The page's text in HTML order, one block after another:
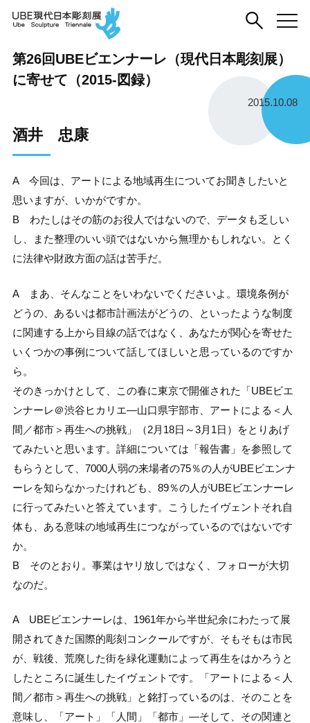
第26回UBEビエンナーレ（現代日本彫刻展）
に寄せて（2015-図録）
2015.10.08
酒井 忠康
A 今回は、アートによる地域再生についてお聞きしたいと
思いますが、いかがですか。
B わたしはその筋のお役人ではないので、データも乏しい
し、また整理のいい頭ではないから無理かもしれない。とく
に法律や財政方面の話は苦手だ。
A まあ、そんなことをいわないでくださいよ。環境条例が
どうの、あるいは都市計画法がどうの、といったような制度
に関連する上から目線の話ではなく、あなたが関心を寄せた
いくつかの事例について話してほしいと思っているのですか
ら。
そのきっかけとして、この春に東京で開催された「UBEビエ
ンナーレ＠渋谷ヒカリエ―山口県宇部市、アートによる＜人
間／都市＞再生への挑戦」（2月18日～3月1日）をとりあげ
てみたいと思います。詳細については「報告書」を参照して
もらうとして、7000人弱の来場者の75％の人がUBEビエンナ
ーレを知らなかったけれども、89％の人がUBEビエンナーレ
に行ってみたいと答えています。こうしたイヴェントそれ自
体も、ある意味の地域再生につながっているのではないです
か。
B そのとおり。事業はヤリ放しではなく、フォローが大切
なのだ。
A UBEビエンナーレは、1961年から半世紀余にわたって展
開されてきた国際的彫刻コンクールですが、そもそもは市民
が、戦後、荒廃した街を緑化運動によって再生をはかろうと
したところに誕生したイヴェントです。「アートによる＜人
間／都市＞再生への挑戦」と銘打っているのは、そのことを
意味し、「アート」「人間」「都市」―そして、その関連と